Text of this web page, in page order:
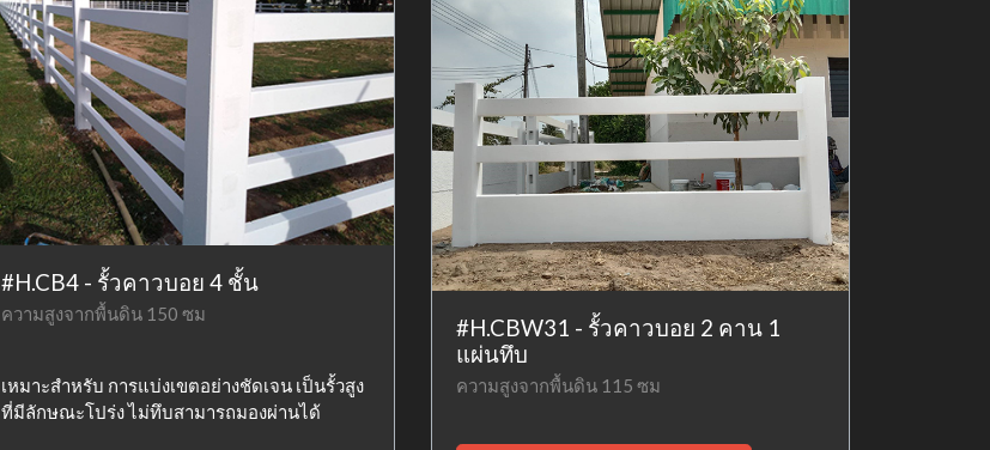
#H.CB4 - รั้วคาวบอย 4 ชั้น
ความสูงจากพื้นดิน 150 ซม
เหมาะสำหรับ การแบ่งเขตอย่างชัดเจน เป็นรั้วสูง
ที่มีลักษณะโปร่ง ไม่ทึบสามารถมองผ่านได้
#H.CBW31 - รั้วคาวบอย 2 คาน 1
แผ่นทึบ
ความสูงจากพื้นดิน 115 ซม